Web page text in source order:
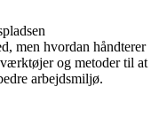
men hvordan håndterer
og metoder til at
arbejdsmiljø.